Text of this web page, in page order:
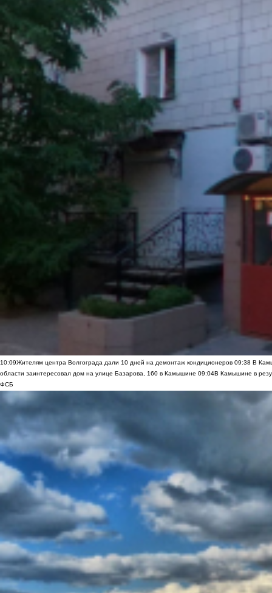
10:09Жителям центра Волгограда дали 10 дней на демонтаж кондиционеров 09:38 В
области заинтересовал дом на улице Базарова, 160 в Камышине 09:04В Камышине в
ФСБ